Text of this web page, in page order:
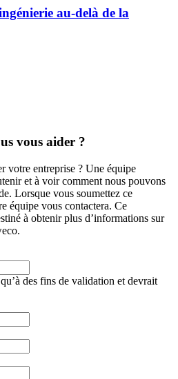
au-delà de la
vous aider ?
votre entreprise ? Une équipe
et à voir comment nous pouvons
Lorsque vous soumettez ce
équipe vous contactera. Ce
à obtenir plus d’informations sur
des fins de validation et devrait